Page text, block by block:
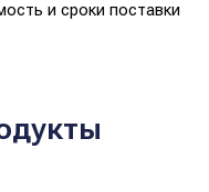
и сроки поставки